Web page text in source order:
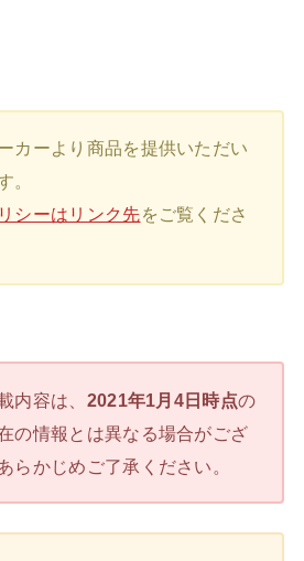
カーより商品を提供いただい
。
シーはリンク先をご覧くださ
内容は、 2021年1月4日時点の
の情報とは異なる場合がござ
らかじめご了承ください。